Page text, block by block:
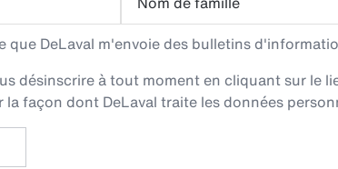
que DeLaval m'envoie des bulletins
désinscrire à tout moment en cliquant sur
façon dont DeLaval traite les données